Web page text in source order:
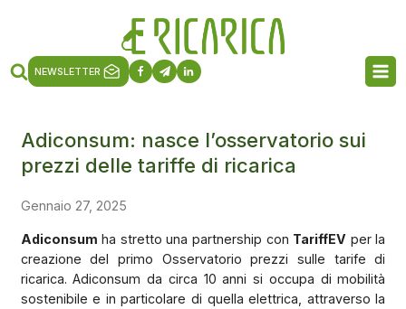
NEWSLETTER
Adiconsum: nasce l’osservatorio sui
prezzi delle tariffe di ricarica
Gennaio 27, 2025
Adiconsum ha stretto una partnership con TariffEV per la
creazione del primo Osservatorio prezzi sulle tarife di
ricarica. Adiconsum da circa 10 anni si occupa di mobilità
sostenibile e in particolare di quella elettrica, attraverso la